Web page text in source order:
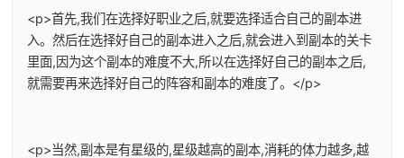
<p>首先,我们在选择好职业之后,就要选择适合自己的副本进
入。然后在选择好自己的副本进入之后,就会进入到副本的关卡
里面,因为这个副本的难度不大,所以在选择好自己的副本之后,
就需要再来选择好自己的阵容和副本的难度了。</p>
<p>当然,副本是有星级的,星级越高的副本,消耗的体力越多,越